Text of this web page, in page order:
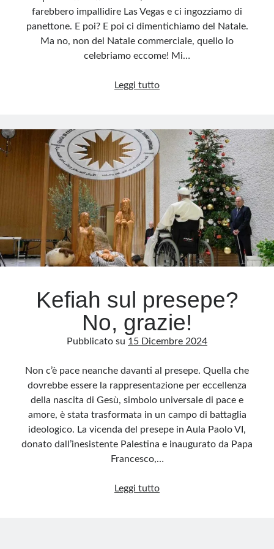
farebbero impallidire Las Vegas e ci ingozziamo di
panettone. E poi? E poi ci dimentichiamo del Natale.
Ma no, non del Natale commerciale, quello lo
celebriamo eccome! Mi…
Leggi tuttoNatale:
che
abbiamo
dimenticato
Kefiah sul presepe?
No, grazie!
Pubblicato su 15 Dicembre 2024
Non c’è pace neanche davanti al presepe. Quella che
dovrebbe essere la rappresentazione per eccellenza
della nascita di Gesù, simbolo universale di pace e
amore, è stata trasformata in un campo di battaglia
ideologico. La vicenda del presepe in Aula Paolo VI,
donato dall’inesistente Palestina e inaugurato da Papa
Francesco,…
Leggi tuttoKefiah